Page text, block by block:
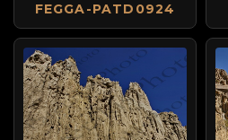
FEGGA-PATD0924